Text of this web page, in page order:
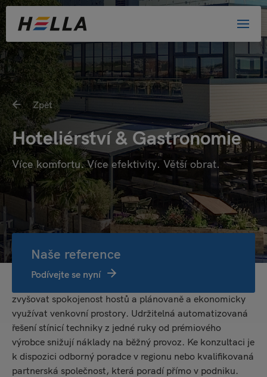
Zpět
Hoteliérství & Gastronomie
Více komfortu. Více efektivity. Větší obrat.
Naše reference
Podívejte se nyní
Řešení stínicí techniky HELLA pomáhají hotelům a
zvyšovat spokojenost hostů a plánovaně a ekonomicky
využívat venkovní prostory. Udržitelná automatizovaná
řešení stínicí techniky z jedné ruky od prémiového
výrobce snižují náklady na běžný provoz. Ke konzultaci je
k dispozici odborný poradce v regionu nebo kvalifikovaná
partnerská společnost, která poradí přímo v podniku.